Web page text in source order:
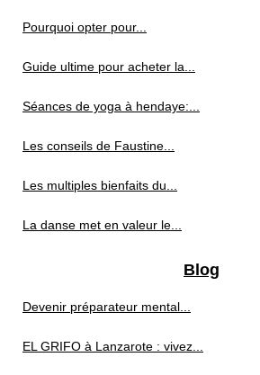
Pourquoi opter pour...
Guide ultime pour acheter la...
Séances de yoga à hendaye:...
Les conseils de Faustine...
Les multiples bienfaits du...
La danse met en valeur le...
Blog
Devenir préparateur mental...
EL GRIFO à Lanzarote : vivez...